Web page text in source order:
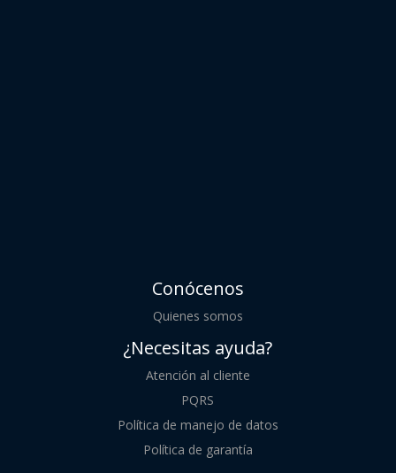
Conócenos
Quienes somos
¿Necesitas ayuda?
Atención al cliente
PQRS
Política de manejo de datos
Política de garantía